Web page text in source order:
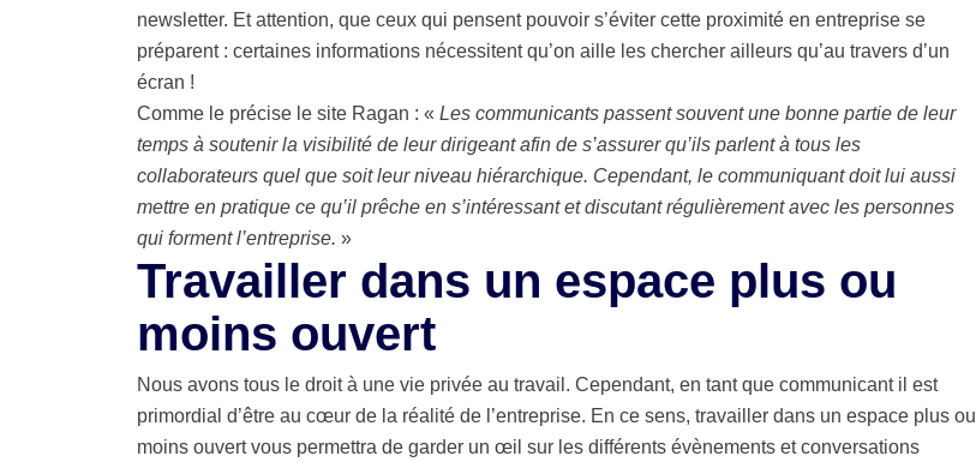
newsletter. Et attention, que ceux qui pensent pouvoir s’éviter cette proximité en entreprise se
préparent : certaines informations nécessitent qu’on aille les chercher ailleurs qu’au travers d’un
écran !
Comme le précise le site Ragan : « Les communicants passent souvent une bonne partie de leur
temps à soutenir la visibilité de leur dirigeant afin de s’assurer qu’ils parlent à tous les
collaborateurs quel que soit leur niveau hiérarchique. Cependant, le communiquant doit lui aussi
mettre en pratique ce qu’il prêche en s’intéressant et discutant régulièrement avec les personnes
qui forment l’entreprise. »
Travailler dans un espace plus ou
moins ouvert
Nous avons tous le droit à une vie privée au travail. Cependant, en tant que communicant il est
primordial d’être au cœur de la réalité de l’entreprise. En ce sens, travailler dans un espace plus ou
moins ouvert vous permettra de garder un œil sur les différents évènements et conversations